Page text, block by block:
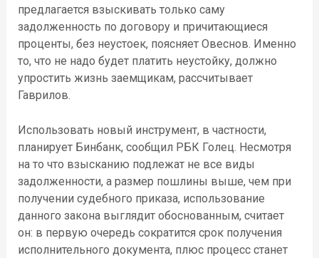
предлагается взыскивать только саму
задолженность по договору и причитающиеся
проценты, без неустоек, поясняет Овеснов. Именно
то, что не надо будет платить неустойку, должно
упростить жизнь заемщикам, рассчитывает
Гаврилов.
Использовать новый инструмент, в частности,
планирует Бинбанк, сообщил РБК Голец. Несмотря
на то что взысканию подлежат не все виды
задолженности, а размер пошлины выше, чем при
получении судебного приказа, использование
данного закона выглядит обоснованным, считает
он: в первую очередь сократится срок получения
исполнительного документа, плюс процесс станет